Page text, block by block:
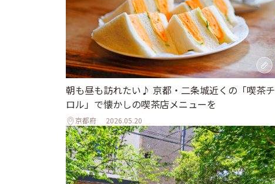
朝も昼も訪れたい♪ 京都・二条城近くの「喫茶チ
ロル」で懐かしの喫茶店メニューを
京都府 2026.05.20